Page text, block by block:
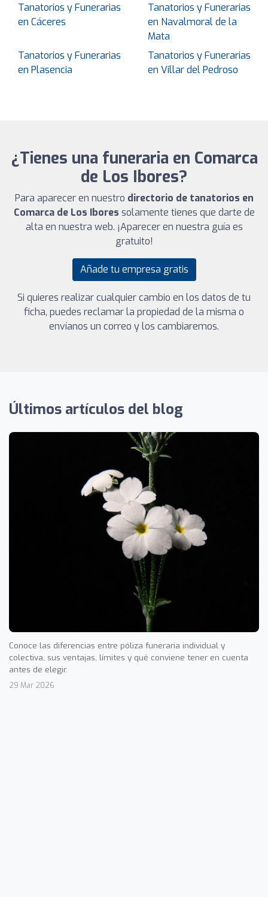
Tanatorios y Funerarias
en Cáceres
Tanatorios y Funerarias
en Navalmoral de la
Mata
Tanatorios y Funerarias
en Plasencia
Tanatorios y Funerarias
en Villar del Pedroso
¿Tienes una funeraria en Comarca
de Los Ibores?
Para aparecer en nuestro directorio de tanatorios en
Comarca de Los Ibores solamente tienes que darte de
alta en nuestra web. ¡Aparecer en nuestra guía es
gratuito!
Añade tu empresa gratis
Si quieres realizar cualquier cambio en los datos de tu
ficha, puedes reclamar la propiedad de la misma o
envíanos un correo y los cambiaremos.
Últimos artículos del blog
Conoce las diferencias entre póliza funeraria individual y
colectiva, sus ventajas, límites y qué conviene tener en cuenta
antes de elegir.
29 Mar 2026